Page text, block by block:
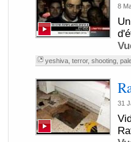
8
yeshiva, terror, shooting,
31